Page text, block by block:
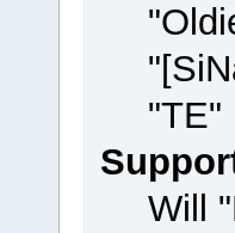
"TE"
Will